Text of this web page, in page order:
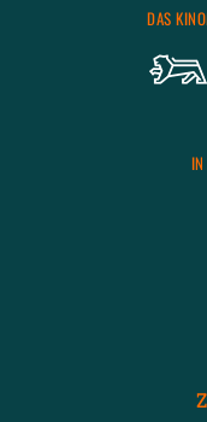
DAS